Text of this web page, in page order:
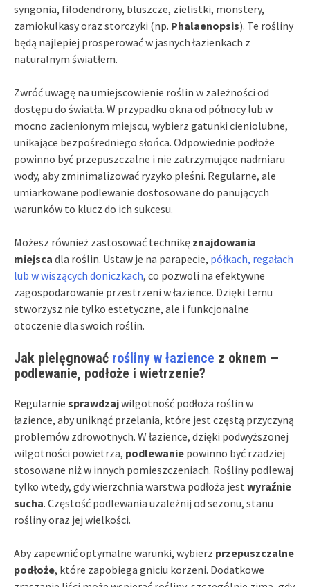
syngonia, filodendrony, bluszcze, zielistki, monstery,
zamiokulkasy oraz storczyki (np. Phalaenopsis). Te rośliny
będą najlepiej prosperować w jasnych łazienkach z
naturalnym światłem.
Zwróć uwagę na umiejscowienie roślin w zależności od
dostępu do światła. W przypadku okna od północy lub w
mocno zacienionym miejscu, wybierz gatunki cieniolubne,
unikające bezpośredniego słońca. Odpowiednie podłoże
powinno być przepuszczalne i nie zatrzymujące nadmiaru
wody, aby zminimalizować ryzyko pleśni. Regularne, ale
umiarkowane podlewanie dostosowane do panujących
warunków to klucz do ich sukcesu.
Możesz również zastosować technikę znajdowania
miejsca dla roślin. Ustaw je na parapecie, półkach, regałach
lub w wiszących doniczkach, co pozwoli na efektywne
zagospodarowanie przestrzeni w łazience. Dzięki temu
stworzysz nie tylko estetyczne, ale i funkcjonalne
otoczenie dla swoich roślin.
Jak pielęgnować rośliny w łazience z oknem —
podlewanie, podłoże i wietrzenie?
Regularnie sprawdzajwilgotność podłoża roślin w
łazience, aby uniknąć przelania, które jest częstą przyczyną
problemów zdrowotnych. W łazience, dzięki podwyższonej
wilgotności powietrza, podlewanie powinno być rzadziej
stosowane niż w innych pomieszczeniach. Rośliny podlewaj
tylko wtedy, gdy wierzchnia warstwa podłoża jest wyraźnie
sucha. Częstość podlewania uzależnij od sezonu, stanu
rośliny oraz jej wielkości.
Aby zapewnić optymalne warunki, wybierz przepuszczalne
podłoże, które zapobiega gniciu korzeni. Dodatkowe